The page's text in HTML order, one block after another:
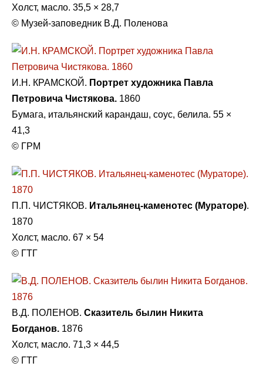
Холст, масло. 35,5 × 28,7
© Музей-заповедник В.Д. Поленова
И.Н. КРАМСКОЙ. Портрет художника Павла
Петровича Чистякова. 1860
Бумага, итальянский карандаш, соус, белила. 55 ×
41,3
© ГРМ
П.П. ЧИСТЯКОВ. Итальянец-каменотес (Мураторе).
1870
Холст, масло. 67 × 54
© ГТГ
В.Д. ПОЛЕНОВ. Сказитель былин Никита
Богданов. 1876
Холст, масло. 71,3 × 44,5
© ГТГ